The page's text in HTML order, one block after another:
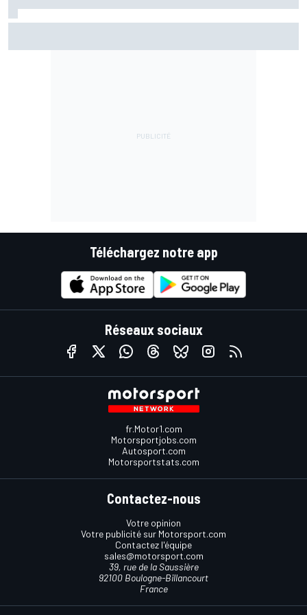
Téléchargez notre app
Réseaux sociaux
fr.Motor1.com
Motorsportjobs.com
Autosport.com
Motorsportstats.com
Contactez-nous
Votre opinion
Votre publicité sur Motorsport.com
Contactez l'équipe
sales@motorsport.com
39, rue de la Saussière
92100 Boulogne-Billancourt
France